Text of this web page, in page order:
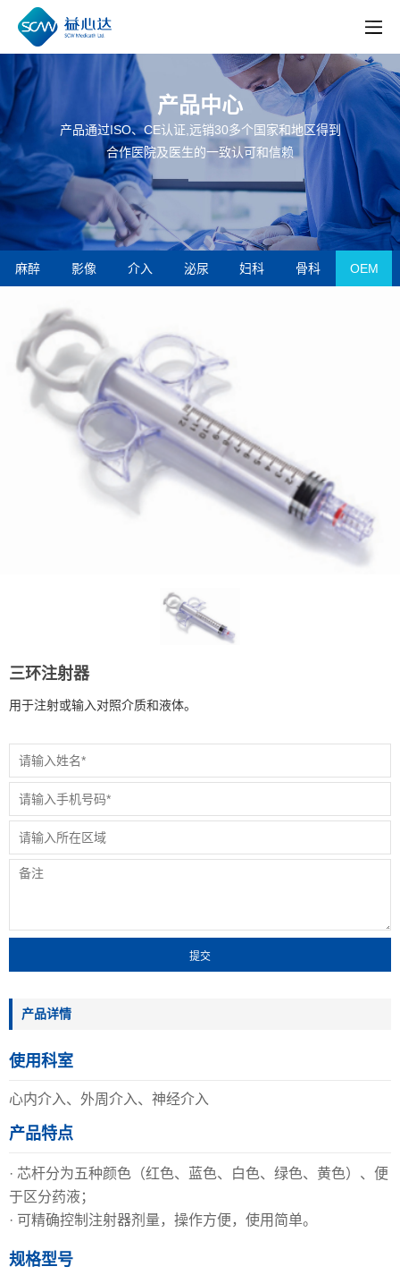
产品中心
产品通过ISO、CE认证,远销30多个国家和地区得到
合作医院及医生的一致认可和信赖
麻醉 影像 介入 泌尿 妇科 骨科 OEM
三环注射器
用于注射或输入对照介质和液体。
产品详情
使用科室
心内介入、外周介入、神经介入
产品特点
· 芯杆分为五种颜色（红色、蓝色、白色、绿色、黄色）、便
于区分药液；
· 可精确控制注射器剂量，操作方便，使用简单。
规格型号